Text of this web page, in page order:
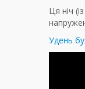
Ця ніч
Удень